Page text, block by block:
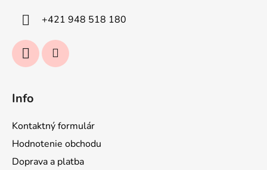
+421 948 518 180
Info
Kontaktný formulár
Hodnotenie obchodu
Doprava a platba